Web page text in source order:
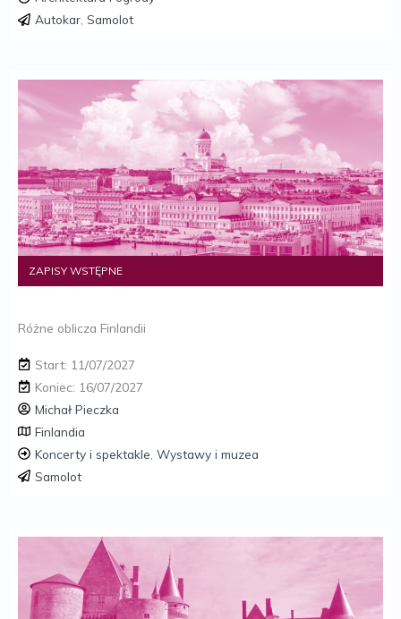
Autokar Samolot
ZAPISY WSTĘPNE
Różne oblicza Finlandii
Start: 11/07/2027
Koniec: 16/07/2027
Michał Pieczka
Finlandia
Koncerty i spektakle Wystawy i muzea
Samolot